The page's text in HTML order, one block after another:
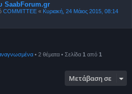
SaabForum.gr
COMMITTEE « Κυριακή, 24 Μάιος 2015, 08:14
• 2 θέματα • Σελίδα 1 από 1
Μετάβαση σε